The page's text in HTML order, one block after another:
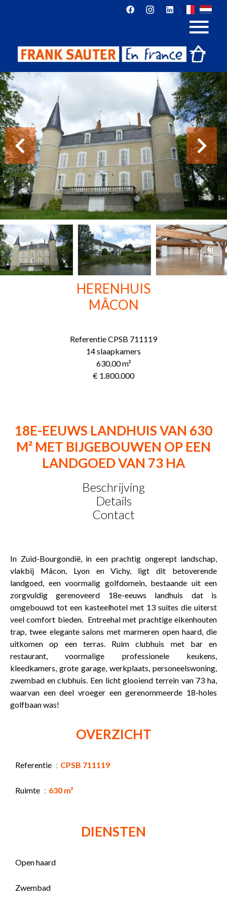
HERENHUIS
MÂCON
ReferentieCPSB 711119
14 slaapkamers
630.00m²
€ 1.800.000
18E-EEUWS LANDHUIS VAN 630
M² MET BIJGEBOUWEN OP EEN
LANDGOED VAN 73 HA
Beschrijving
Details
Contact
In Zuid-Bourgondië, in een prachtig ongerept landschap,
vlakbij Mâcon, Lyon en Vichy, ligt dit betoverende
landgoed, een voormalig golfdomein, bestaande uit een
zorgvuldig gerenoveerd 18e-eeuws landhuis dat is
omgebouwd tot een kasteelhotel met 13 suites die uiterst
veel comfort bieden. Entreehal met prachtige eikenhouten
trap, twee elegante salons met marmeren open haard, die
uitkomen op een terras. Ruim clubhuis met bar en
restaurant, voormalige professionele keukens,
kleedkamers, grote garage, werkplaats, personeelswoning,
zwembad en clubhuis. Een licht glooiend terrein van 73 ha,
waarvan een deel vroeger een gerenommeerde 18-holes
golfbaan was!
OVERZICHT
Referentie CPSB 711119
Ruimte 630 m²
DIENSTEN
Open haard
Zwembad